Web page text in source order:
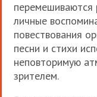
перемешиваются
личные
повествования
песни и стихи
неповторимую
зрителем.